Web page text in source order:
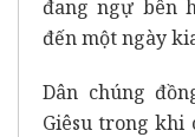
đang ngự bên
đến một ngày
Dân chúng
Giêsu trong khi